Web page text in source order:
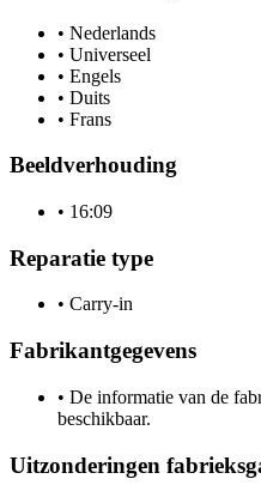
• Nederlands
• Universeel
• Engels
• Duits
• Frans
Beeldverhouding
• 16:09
Reparatie type
• Carry-in
Fabrikantgegevens
• De informatie van de
beschikbaar.
Uitzonderingen